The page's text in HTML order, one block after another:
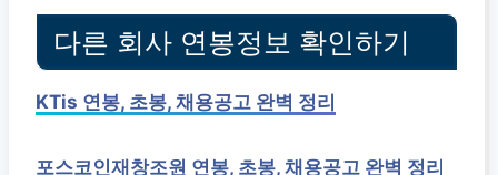
다른 회사 연봉정보 확인하기
KTis 연봉, 초봉, 채용공고 완벽 정리
포스코인재창조원 연봉, 초봉, 채용공고 완벽 정리